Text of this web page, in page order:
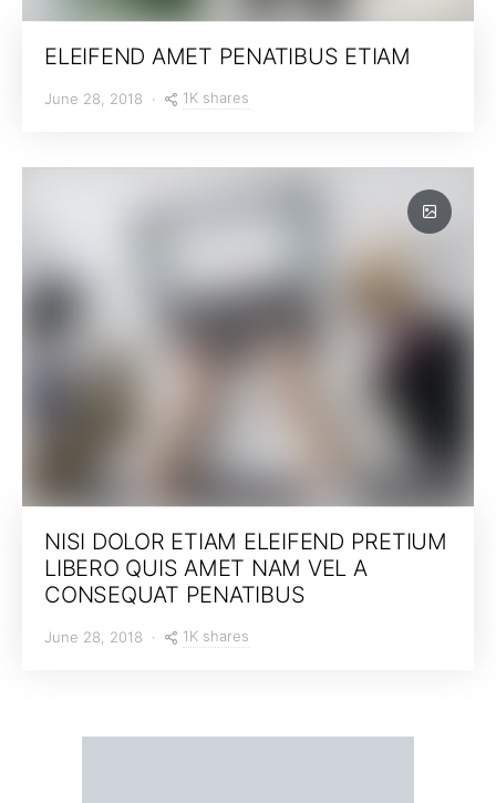
ELEIFEND AMET PENATIBUS ETIAM
June 28, 2018 1K shares
NISI DOLOR ETIAM ELEIFEND PRETIUM
LIBERO QUIS AMET NAM VEL A
CONSEQUAT PENATIBUS
June 28, 2018 1K shares